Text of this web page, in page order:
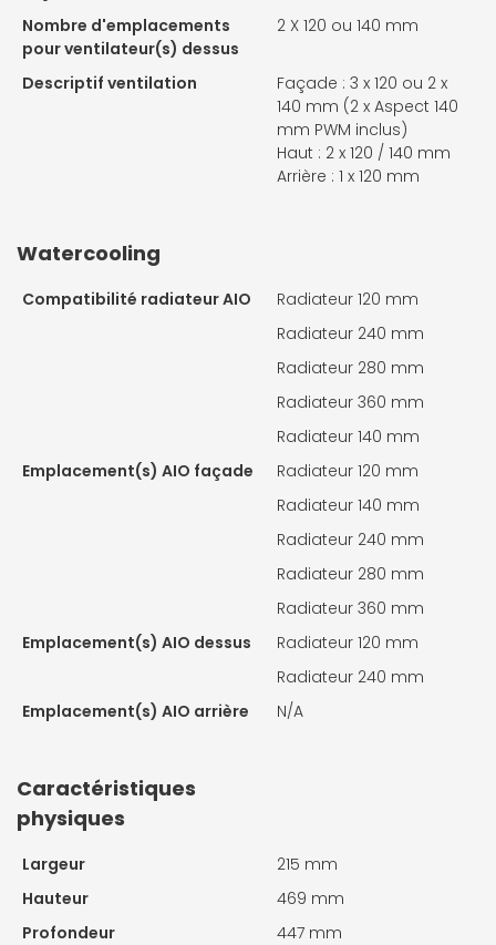
Nombre d'emplacements
pour ventilateur(s) dessus
2 X 120 ou 140 mm
Descriptif ventilation
Façade : 3 x 120 ou 2 x
140 mm (2 x Aspect 140
mm PWM inclus)
Haut : 2 x 120 / 140 mm
Arrière : 1 x 120 mm
Watercooling
Compatibilité radiateur AIO
Radiateur 120 mm
Radiateur 240 mm
Radiateur 280 mm
Radiateur 360 mm
Radiateur 140 mm
Emplacement(s) AIO façade
Radiateur 120 mm
Radiateur 140 mm
Radiateur 240 mm
Radiateur 280 mm
Radiateur 360 mm
Emplacement(s) AIO dessus
Radiateur 120 mm
Radiateur 240 mm
Emplacement(s) AIO arrière
N/A
Caractéristiques
physiques
Largeur
215 mm
Hauteur
469 mm
Profondeur
447 mm